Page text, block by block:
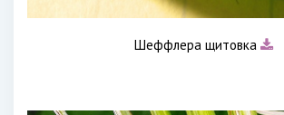
Шеффлера щитовка